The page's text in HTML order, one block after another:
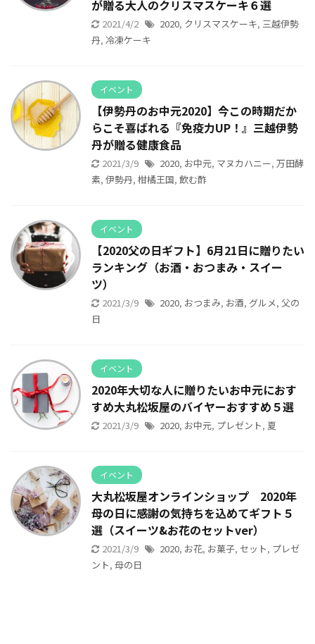
が贈る大人のクリスマスケーキ６選
2021/4/2 2020, クリスマスケーキ, 三越伊勢
丹, 冷凍ケーキ
イベント
【伊勢丹のお中元2020】今この時期だか
らこそ喜ばれる『免疫力UP！』三越伊勢
丹が贈る健康食品
2021/3/9 2020, お中元, マヌカハニー, 万田酵
素, 伊勢丹, 柑橘王国, 飲む酢
イベント
【2020父の日ギフト】6月21日に贈りたい
ランキング（お酒・おつまみ・スイー
ツ）
2021/3/9 2020, おつまみ, お酒, グルメ, 父の
日
イベント
2020年大切な人に贈りたいお中元におす
すめ大丸松坂屋のバイヤーおすすめ５選
2021/3/9 2020, お中元, プレゼント, 夏
イベント
大丸松坂屋オンラインショップ 2020年
母の日に感謝の気持ちを込めてギフト５
選（スイーツ&お花のセットver）
2021/3/9 2020, お花, お菓子, セット, プレゼ
ント, 母の日